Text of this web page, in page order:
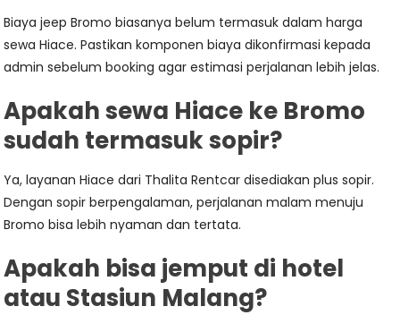
Biaya jeep Bromo biasanya belum termasuk dalam harga
sewa Hiace. Pastikan komponen biaya dikonfirmasi kepada
admin sebelum booking agar estimasi perjalanan lebih jelas.
Apakah sewa Hiace ke Bromo
sudah termasuk sopir?
Ya, layanan Hiace dari Thalita Rentcar disediakan plus sopir.
Dengan sopir berpengalaman, perjalanan malam menuju
Bromo bisa lebih nyaman dan tertata.
Apakah bisa jemput di hotel
atau Stasiun Malang?